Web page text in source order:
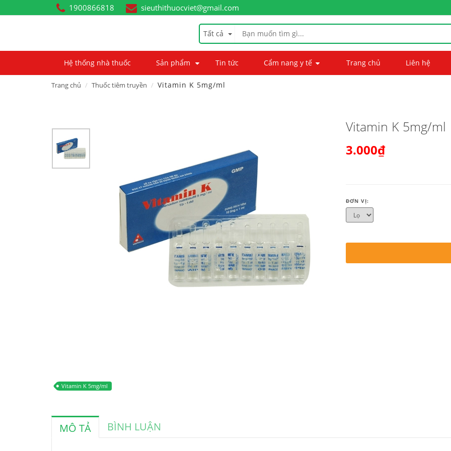
1900866818 sieuthithuocviet@gmail.com
Tất cả
Hệ thống nhà thuốc Sản phẩm Tin tức Cẩm nang y tế Trang chủ Liên hệ
Trang chủ Thuốc tiêm truyền Vitamin K 5mg/ml
Vitamin K 5mg/ml
Vitamin K 5mg/ml
3.000₫
ĐƠN VỊ:
MÔ TẢ BÌNH LUẬN